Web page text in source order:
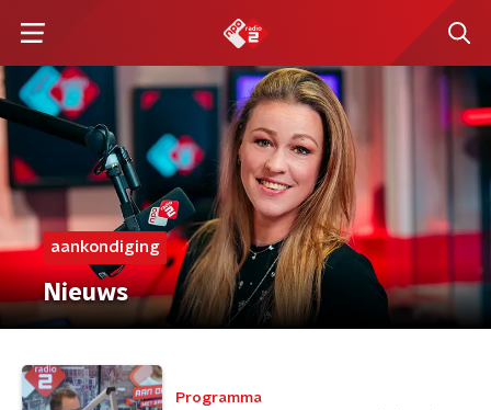
aankondiging
Nieuws
Programma